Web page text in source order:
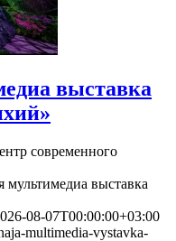
выставка
современного
выставка
08-07T00:00:00+03:00
multimedia-vystavka-